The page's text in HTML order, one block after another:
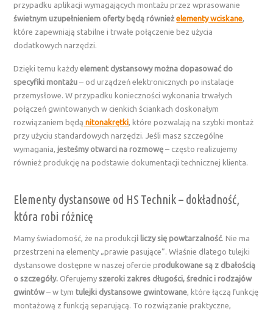
przypadku aplikacji wymagających montażu przez wprasowanie
świetnym uzupełnieniem oferty będą równieżelementy wciskane,
które zapewniają stabilne i trwałe połączenie bez użycia
dodatkowych narzędzi.
Dzięki temu każdyelement dystansowy można dopasować do
specyfiki montażu – od urządzeń elektronicznych po instalacje
przemysłowe. W przypadku konieczności wykonania trwałych
połączeń gwintowanych w cienkich ściankach doskonałym
rozwiązaniem będą nitonakrętki, które pozwalają na szybki montaż
przy użyciu standardowych narzędzi. Jeśli masz szczególne
wymagania, jesteśmy otwarci na rozmowę – często realizujemy
również produkcję na podstawie dokumentacji technicznej klienta.
Elementy dystansowe od HS Technik – dokładność,
która robi różnicę
Mamy świadomość, że na produkcji liczy się powtarzalność. Nie ma
przestrzeni na elementy „prawie pasujące”. Właśnie dlatego tulejki
dystansowe dostępne w naszej ofercie produkowane są z dbałością
o szczegóły.Oferujemy szeroki zakres długości, średnic i rodzajów
gwintów– w tym tulejki dystansowe gwintowane, które łączą funkcję
montażową z funkcją separującą. To rozwiązanie praktyczne,